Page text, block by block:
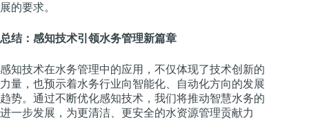
展的要求。
总结：感知技术引领水务管理新篇章
感知技术在水务管理中的应用，不仅体现了技术创新的
力量，也预示着水务行业向智能化、自动化方向的发展
趋势。通过不断优化感知技术，我们将推动智慧水务的
进一步发展，为更清洁、更安全的水资源管理贡献力